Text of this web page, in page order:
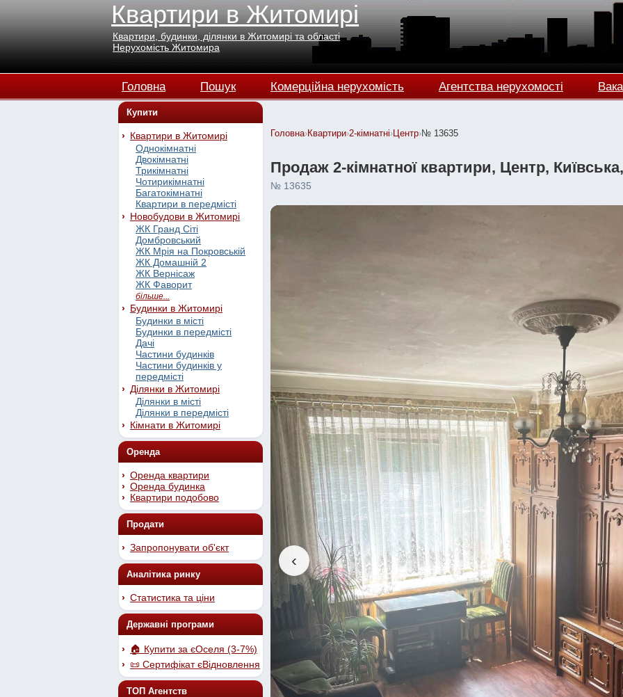
Квартири в Житомирі
Квартири, будинки, ділянки в Житомирі та області
Нерухомість Житомира
Головна Пошук Комерційна нерухомість Агентства нерухомості
Купити
Квартири в Житомирі
Однокімнатні
Двокімнатні
Трикімнатні
Чотирикімнатні
Багатокімнатні
Квартири в передмісті
Новобудови в Житомирі
ЖК Гранд Сіті
Домбровський
ЖК Мрія на Покровській
ЖК Домашній 2
ЖК Вернісаж
ЖК Фаворит
більше...
Будинки в Житомирі
Будинки в місті
Будинки в передмісті
Дачі
Частини будинків
Частини будинків у
передмісті
Ділянки в Житомирі
Ділянки в місті
Ділянки в передмісті
Кімнати в Житомирі
Оренда
Оренда квартири
Оренда будинка
Квартири подобово
Продати
Запропонувати об'єкт
Аналітика ринку
Статистика та ціни
Державні програми
🏠 Купити за єОселя (3-7%)
📜 Сертифікат єВідновлення
ТОП Агентств
Головна›Квартири›2-кімнатні›Центр›№ 13635
Продаж 2-кімнатної квартири, Центр,
№ 13635
‹